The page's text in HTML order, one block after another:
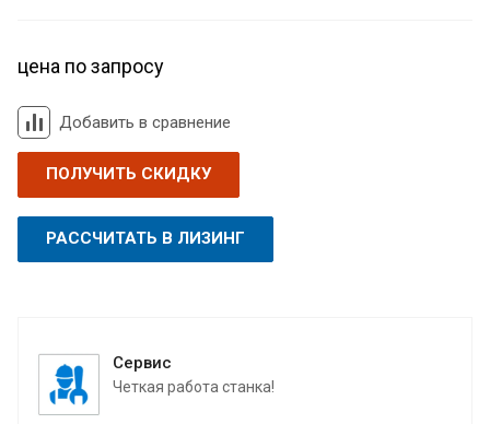
цена по запросу
Добавить в сравнение
ПОЛУЧИТЬ СКИДКУ
РАССЧИТАТЬ В ЛИЗИНГ
Сервис
Четкая работа станка!